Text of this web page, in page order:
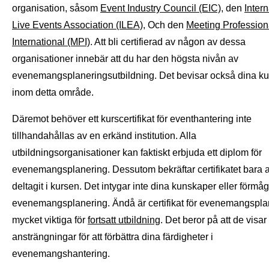
organisation, såsom Event Industry Council (EIC), den
Live Events Association (ILEA), Och den Meeting
International (MPI). Att bli certifierad av någon av dessa
organisationer innebär att du har den högsta nivån av
evenemangsplaneringsutbildning. Det bevisar också dina
inom detta område.
Däremot behöver ett kurscertifikat för eventhantering inte
tillhandahållas av en erkänd institution. Alla
utbildningsorganisationer kan faktiskt erbjuda ett diplom för
evenemangsplanering. Dessutom bekräftar certifikatet bara
deltagit i kursen. Det intygar inte dina kunskaper eller
evenemangsplanering. Ändå är certifikat för
mycket viktiga för fortsatt utbildning. Det beror på att de
ansträngningar för att förbättra dina färdigheter i
evenemangshantering.